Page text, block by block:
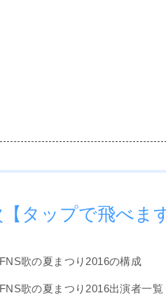
【タップで飛べま
FNS歌の夏まつり2016の構成
FNS歌の夏まつり2016出演者一覧